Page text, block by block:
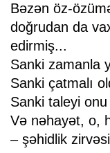
Bəzən öz-
doğrudan da
edirmiş...
Sanki zamanla
Sanki çatmalı
Sanki taleyi
Və nəhayət, o,
– şəhidlik